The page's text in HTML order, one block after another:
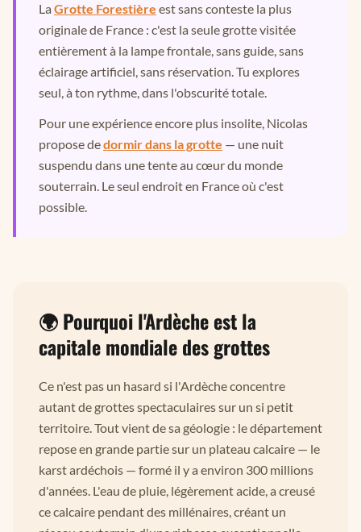
LaGrotte Forestière est sans conteste la plus
originale de France : c'est la seule grotte visitée
entièrement à la lampe frontale, sans guide, sans
éclairage artificiel, sans réservation. Tu explores
seul, à ton rythme, dans l'obscurité totale.
Pour une expérience encore plus insolite, Nicolas
propose dedormir dans la grotte — une nuit
suspendu dans une tente au cœur du monde
souterrain. Le seul endroit en France où c'est
possible.
🌍 Pourquoi l'Ardèche est la
capitale mondiale des grottes
Ce n'est pas un hasard si l'Ardèche concentre
autant de grottes spectaculaires sur un si petit
territoire. Tout vient de sa géologie : le département
repose en grande partie sur un plateau calcaire — le
karst ardéchois — formé il y a environ 300 millions
d'années. L'eau de pluie, légèrement acide, a creusé
ce calcaire pendant des millénaires, créant un